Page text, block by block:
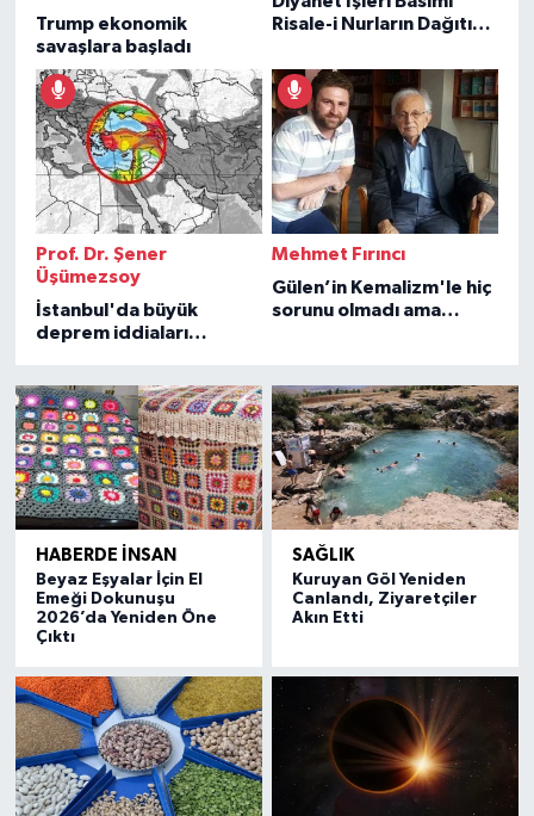
Trump ekonomik
savaşlara başladı
Risale-i Nurların Dağıtımı
Prof. Dr. Şener
Üşümezsoy
İstanbul'da büyük
deprem iddiaları
Mehmet Fırıncı
Gülen’in Kemalizm'le hiç
sorunu olmadı ama
HABERDE İNSAN
Beyaz Eşyalar İçin El
Emeği Dokunuşu
2026’da Yeniden Öne
Çıktı
SAĞLIK
Kuruyan Göl Yeniden
Canlandı, Ziyaretçiler
Akın Etti